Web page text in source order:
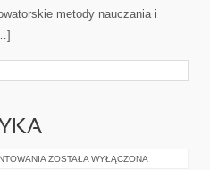
metody nauczania i
SZTUCZNA
ZOSTAŁA WYŁĄCZONA